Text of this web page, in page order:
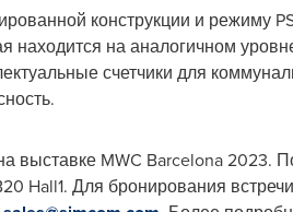
конструкции и режиму
на аналогичном
счетчики для
выставке MWC Barcelona 2023.
Hall1. Для бронирования